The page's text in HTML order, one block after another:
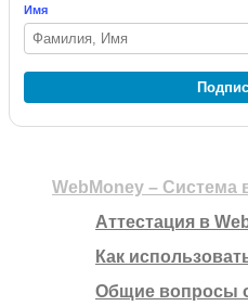
Имя
WebMoney – Система
Аттестация в
Как
Общие вопросы